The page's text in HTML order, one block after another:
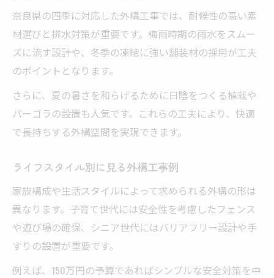
奈良県の四季に対応した外構工事では、耐候性の高い素
材選びと排水対策が重要です。梅雨時期の雨水をスムー
ズに流す設計や、冬季の凍結に強い舗装材の採用が工夫
のポイントとなります。
さらに、夏の暑さを和らげるために日陰をつくる植栽や
パーゴラの設置も人気です。これらの工夫により、快適
で長持ちする外構空間を実現できます。
ライフスタイル別に見る外構工事例
家族構成や生活スタイルによって求められる外構の形は
異なります。子育て世代には安全性を考慮したフェンス
や遊び場の確保、シニア世代にはバリアフリー設計や手
すりの設置が重要です。
例えば、150万円の予算であればシンプルな安全対策を中